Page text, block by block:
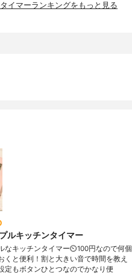
イマーランキングをもっと見る
ルキッチンタイマー
なキッチンタイマー⏲100円なので何個
くと便利！割と大きい音で時間を教え
定もボタンひとつなのでかなり便